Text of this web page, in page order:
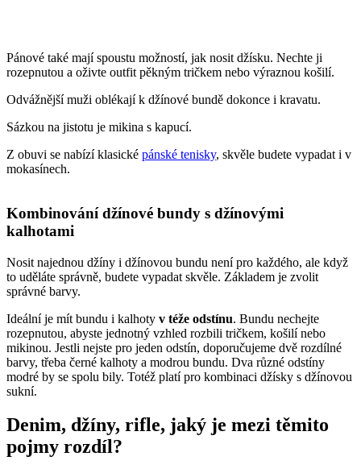
Pánové také mají spoustu možností, jak nosit džísku. Nechte ji
rozepnutou a oživte outfit pěkným tričkem nebo výraznou košilí.
Odvážnější muži oblékají k džínové bundě dokonce i kravatu.
Sázkou na jistotu je mikina s kapucí.
Z obuvi se nabízí klasické pánské tenisky, skvěle budete vypadat i v
mokasínech.
Kombinování džínové bundy s džínovými
kalhotami
Nosit najednou džíny i džínovou bundu není pro každého, ale když
to uděláte správně, budete vypadat skvěle. Základem je zvolit
správné barvy.
Ideální je mít bundu i kalhoty v téže odstínu. Bundu nechejte
rozepnutou, abyste jednotný vzhled rozbili tričkem, košilí nebo
mikinou. Jestli nejste pro jeden odstín, doporučujeme dvě rozdílné
barvy, třeba černé kalhoty a modrou bundu. Dva různé odstíny
modré by se spolu bily. Totéž platí pro kombinaci džísky s džínovou
sukní.
Denim, džíny, rifle, jaký je mezi těmito
pojmy rozdíl?